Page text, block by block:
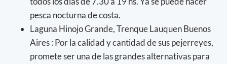
pesca nocturna de costa.
Laguna Hinojo Grande, Trenque Lauquen Buenos
Aires : Por la calidad y cantidad de sus pejerreyes,
promete ser una de las grandes alternativas para